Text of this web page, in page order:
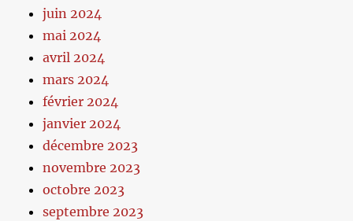
juin 2024
mai 2024
avril 2024
mars 2024
février 2024
janvier 2024
décembre 2023
novembre 2023
octobre 2023
septembre 2023